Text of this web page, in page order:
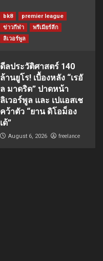
bk8
premier league
ข่าวกีฬา
พรีเมียร์ลีก
ลิเวอร์พูล
ดีลประวัติศาสตร์ 140
ล้านยูโร! เบื้องหลัง “เรอั
ล มาดริด” ปาดหน้า
ลิเวอร์พูล และ เปแอสเช
คว้าตัว “ยาน ดิโอม็อง
เด้”
August 6, 2026 freelance